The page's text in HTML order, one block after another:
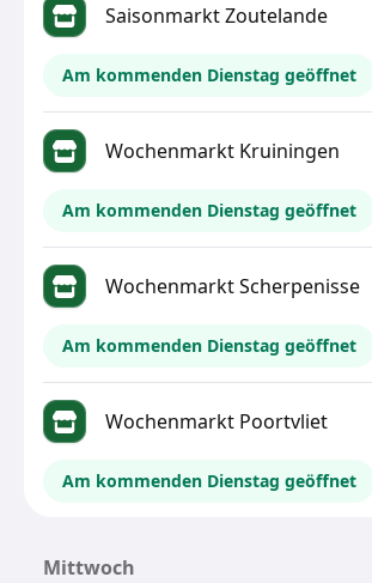
Saisonmarkt Zoutelande
Am kommenden Dienstag geöffnet
Wochenmarkt Kruiningen
Am kommenden Dienstag geöffnet
Wochenmarkt Scherpenisse
Am kommenden Dienstag geöffnet
Wochenmarkt Poortvliet
Am kommenden Dienstag geöffnet
Mittwoch